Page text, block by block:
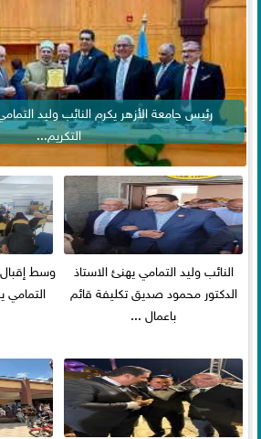
رئيس جامعة الأزهر يكرم النائب وليد
التكريم...
النائب وليد التمامي يهنئ الاستاذ
الدكتور محمود صديق تكليفة قائم
باعمال ...
وسط إقبال